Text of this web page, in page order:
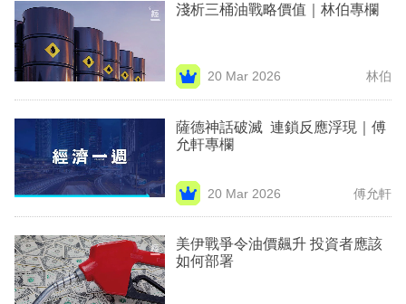
淺析三桶油戰略價值｜林伯專欄
20 Mar 2026 林伯
薩德神話破滅 連鎖反應浮現｜傅
允軒專欄
20 Mar 2026 傅允軒
美伊戰爭令油價飆升 投資者應該
如何部署